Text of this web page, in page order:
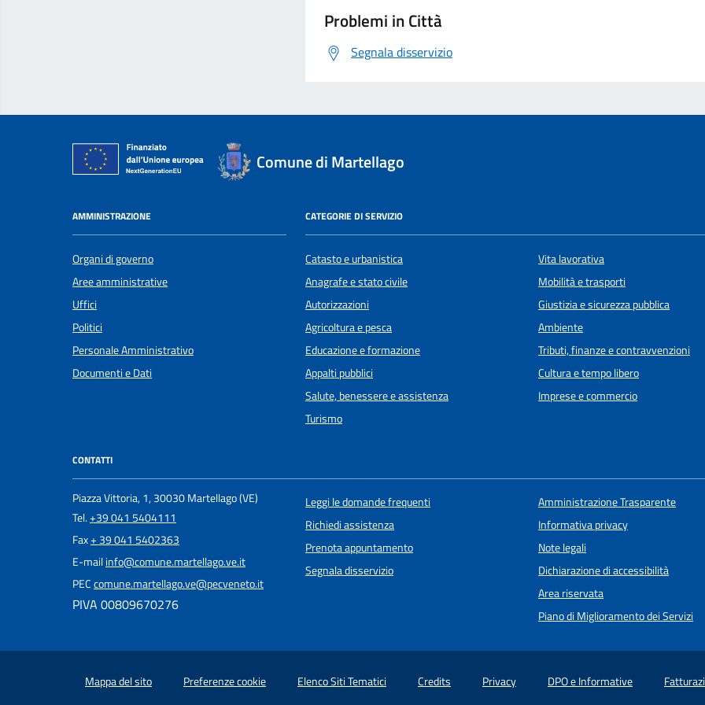
Problemi in Città
Segnala disservizio
Comune di Martellago
AMMINISTRAZIONE
Organi di governo
Aree amministrative
Uffici
Politici
Personale Amministrativo
Documenti e Dati
CATEGORIE DI SERVIZIO
Catasto e urbanistica
Anagrafe e stato civile
Autorizzazioni
Agricoltura e pesca
Educazione e formazione
Appalti pubblici
Salute, benessere e assistenza
Turismo
Vita lavorativa
Mobilità e trasporti
Giustizia e sicurezza pubblica
Ambiente
Tributi, finanze e contravvenzioni
Cultura e tempo libero
Imprese e commercio
CONTATTI
Piazza Vittoria, 1, 30030 Martellago (VE)
Tel.+39 041 5404111
Fax+ 39 041 5402363
E-mailinfo@comune.martellago.ve.it
PECcomune.martellago.ve@pecveneto.it
PIVA 00809670276
Leggi le domande frequenti
Richiedi assistenza
Prenota appuntamento
Segnala disservizio
Amministrazione Trasparente
Informativa privacy
Note legali
Dichiarazione di accessibilità
Area riservata
Piano di Miglioramento dei Servizi
Mappa del sito Preferenze cookie Elenco Siti Tematici Credits Privacy DPO e Informative